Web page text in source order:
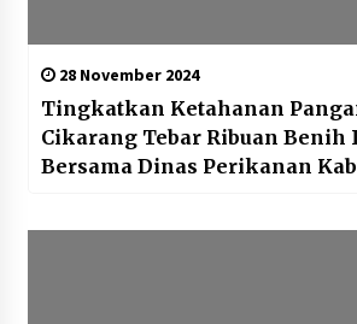
28 November 2024
Tingkatkan Ketahanan
Cikarang Tebar Ribuan Benih
Bersama Dinas Perikanan